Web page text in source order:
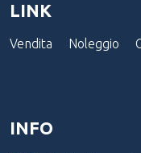
LINK
Vendita Noleggio
INFO